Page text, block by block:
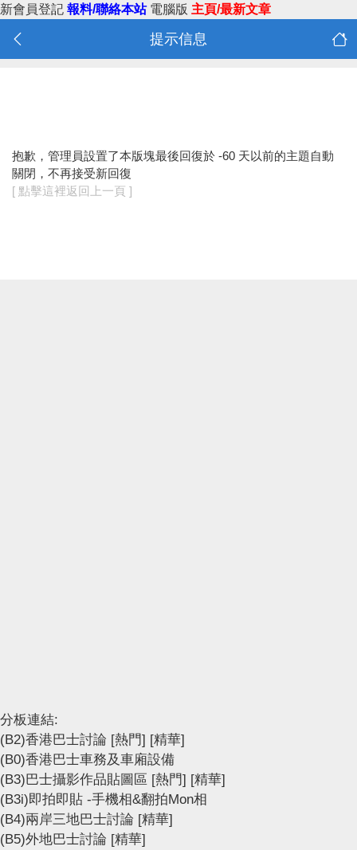
新會員登記 報料/聯絡本站 電腦版 主頁/最新文章
提示信息
抱歉，管理員設置了本版塊最後回復於 -60 天以前的主題自動
關閉，不再接受新回復
[ 點擊這裡返回上一頁 ]
分板連結:
(B2)香港巴士討論 [熱門] [精華]
(B0)香港巴士車務及車廂設備
(B3)巴士攝影作品貼圖區 [熱門] [精華]
(B3i)即拍即貼 -手機相&翻拍Mon相
(B4)兩岸三地巴士討論 [精華]
(B5)外地巴士討論 [精華]